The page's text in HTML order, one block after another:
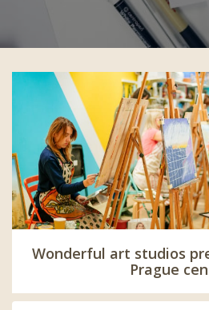
Wonderful art studios
Prague